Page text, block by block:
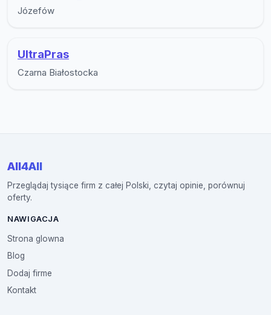
Józefów
UltraPras
Czarna Białostocka
All4All
Przeglądaj tysiące firm z całej Polski, czytaj opinie, porównuj
oferty.
NAWIGACJA
Strona glowna
Blog
Dodaj firme
Kontakt